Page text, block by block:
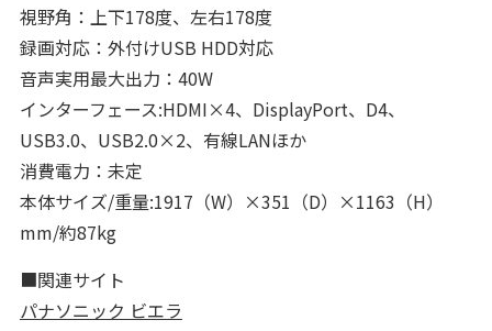
視野角：上下178度、左右178度
録画対応：外付けUSB HDD対応
音声実用最大出力：40W
インターフェース:HDMI×4、DisplayPort、D4、
USB3.0、USB2.0×2、有線LANほか
消費電力：未定
本体サイズ/重量:1917（W）×351（D）×1163（H）
mm/約87kg
■関連サイト
パナソニック ビエラ